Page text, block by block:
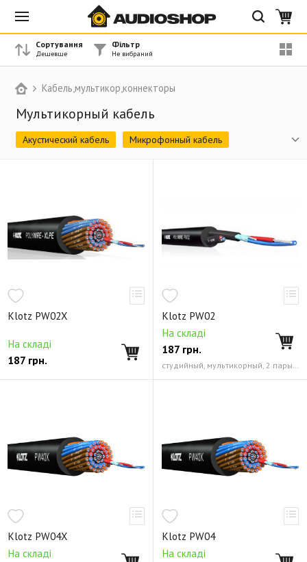
Кабель,мультикор,коннекторы
Мультикорный кабель
Акустический кабель
Микрофонный кабель
Коаксиальный RG кабель 75 Ом
MIDI кабель
Джек 6,3 мм (1/4) TS
XLR разъем (мама)
BNC разъем
PowerCON разъем питания
Кабель XLR -> XLR (2-6 м.)
Klotz PW02X
На складі
187 грн.
Klotz PW02
На складі
187 грн.
студийный, мультикорный, 2 пары, 3-х жильный 0.22 мм² (24 AWG)
Klotz PW04X
На складі
Klotz PW04
На складі
Сортування Фільтр